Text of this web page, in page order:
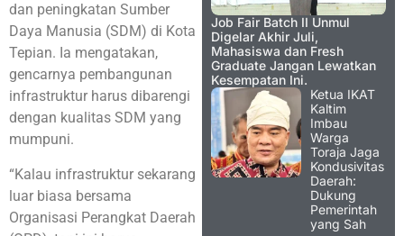
dan peningkatan Sumber
Daya Manusia (SDM) di Kota
Tepian. Ia mengatakan,
gencarnya pembangunan
infrastruktur harus dibarengi
dengan kualitas SDM yang
mumpuni.
“Kalau infrastruktur sekarang
luar biasa bersama
Organisasi Perangkat Daerah
Job Fair Batch II Unmul
Digelar Akhir Juli,
Mahasiswa dan Fresh
Graduate Jangan Lewatkan
Kesempatan Ini.
Ketua IKAT
Kaltim
Imbau
Warga
Toraja Jaga
Kondusivitas
Daerah:
Dukung
Pemerintah
yang Sah